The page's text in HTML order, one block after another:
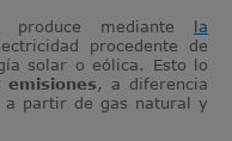
mediante la
procedente de
solar o eólica. Esto lo
emisiones, a diferencia
a partir de gas natural y